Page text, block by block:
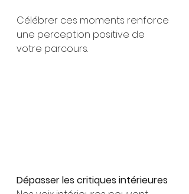
Célébrer ces moments renforce
une perception positive de
votre parcours.
Dépasser les critiques intérieures